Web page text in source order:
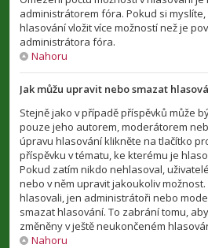
administrátorem fóra. Pokud si
hlasování vložit více možností než je
administrátora fóra.
Nahoru
Jak můžu upravit nebo smazat
Stejně jako v případě příspěvků může
pouze jeho autorem, moderátorem
úpravu hlasování klikněte na tlačítko
příspěvku v tématu, ke kterému je
Pokud zatím nikdo nehlasoval,
nebo v něm upravit jakoukoliv
hlasovali, jen administrátoři nebo
smazat hlasování. To zabrání tomu,
změněny v ještě neukončeném
Nahoru